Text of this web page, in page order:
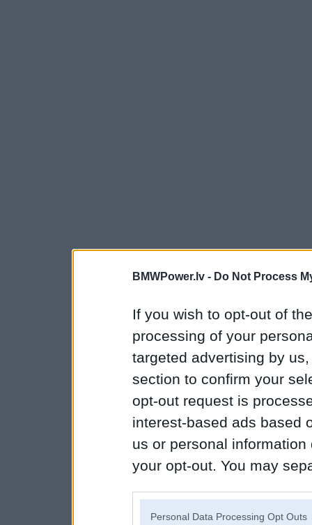
BMWPower.lv - Do Not Process
If you wish to opt-out of
processing of your
targeted advertising by
section to confirm your
opt-out request is
interest-based ads based
us or personal
your opt-out. You may
Personal Data Processing Opt Outs